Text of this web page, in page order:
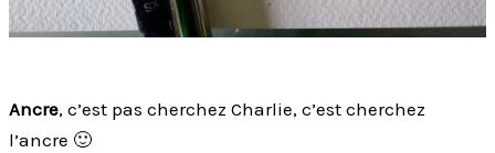
Ancre, c’est pas cherchez Charlie, c’est cherchez
l’ancre 🙂